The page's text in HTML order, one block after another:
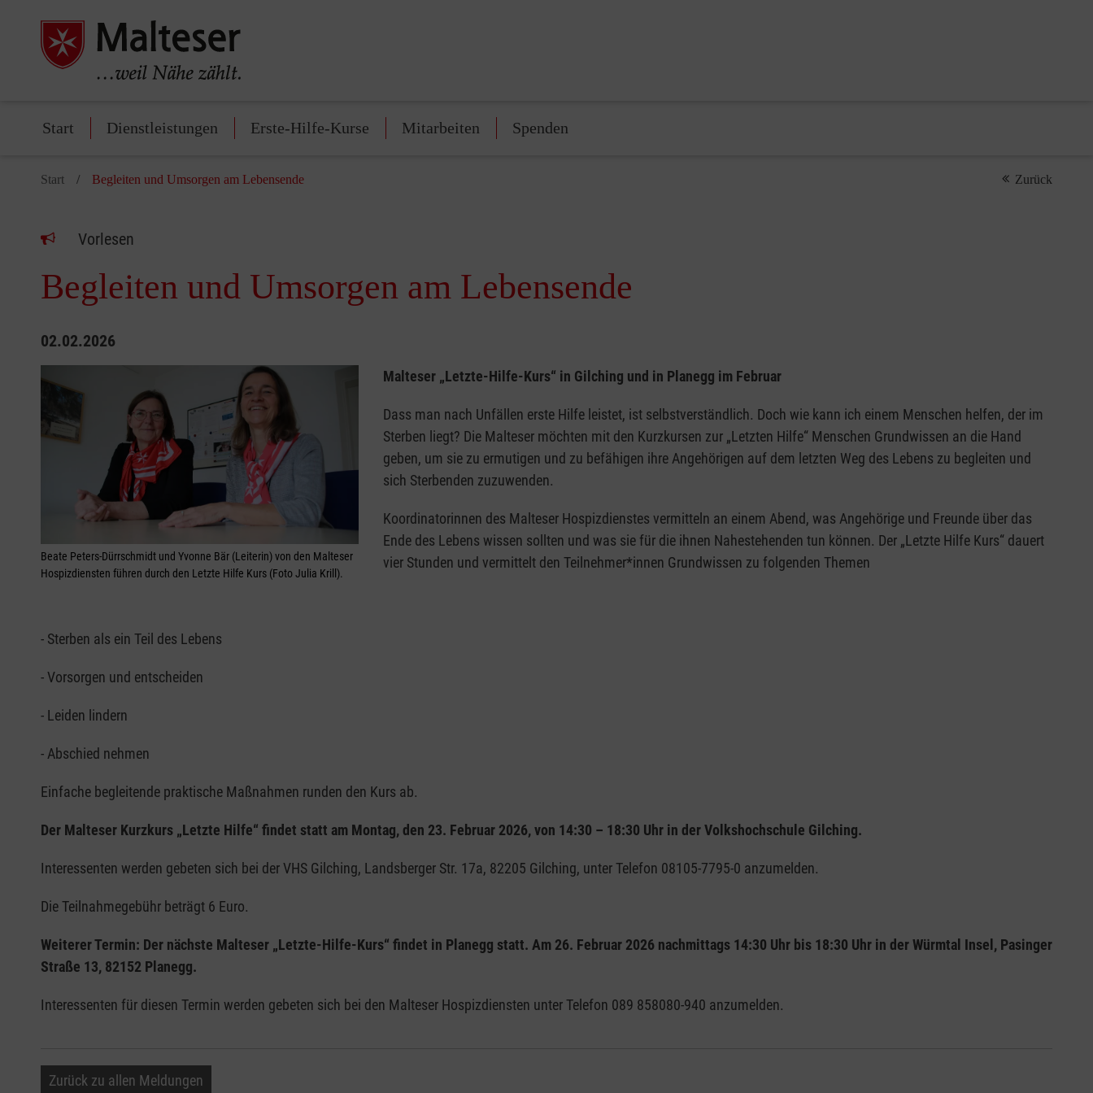
Start Dienstleistungen Erste-Hilfe-Kurse Mitarbeiten Spenden
Start Begleiten und Umsorgen am Lebensende Zurück
Vorlesen
Begleiten und Umsorgen am Lebensende
02.02.2026
Beate Peters-Dürrschmidt und Yvonne Bär (Leiterin) von den Malteser
Hospizdiensten führen durch den Letzte Hilfe Kurs (Foto Julia Krill).
Malteser „Letzte-Hilfe-Kurs“ in Gilching und in Planegg im Februar
Dass man nach Unfällen erste Hilfe leistet, ist selbstverständlich. Doch wie kann ich einem Menschen helfen, der im
Sterben liegt? Die Malteser möchten mit den Kurzkursen zur „Letzten Hilfe“ Menschen Grundwissen an die Hand
geben, um sie zu ermutigen und zu befähigen ihre Angehörigen auf dem letzten Weg des Lebens zu begleiten und
sich Sterbenden zuzuwenden.
Koordinatorinnen des Malteser Hospizdienstes vermitteln an einem Abend, was Angehörige und Freunde über das
Ende des Lebens wissen sollten und was sie für die ihnen Nahestehenden tun können. Der „Letzte Hilfe Kurs“ dauert
vier Stunden und vermittelt den Teilnehmer*innen Grundwissen zu folgenden Themen
- Sterben als ein Teil des Lebens
- Vorsorgen und entscheiden
- Leiden lindern
- Abschied nehmen
Einfache begleitende praktische Maßnahmen runden den Kurs ab.
Der Malteser Kurzkurs „Letzte Hilfe“ findet statt am Montag, den 23. Februar 2026, von 14:30 – 18:30 Uhr in der Volkshochschule Gilching.
Interessenten werden gebeten sich bei der VHS Gilching, Landsberger Str. 17a, 82205 Gilching, unter Telefon 08105-7795-0 anzumelden.
Die Teilnahmegebühr beträgt 6 Euro.
Weiterer Termin: Der nächste Malteser „Letzte-Hilfe-Kurs“ findet in Planegg statt. Am 26. Februar 2026 nachmittags 14:30 Uhr bis 18:30 Uhr in der Würmtal Insel, Pasinger
Straße 13, 82152 Planegg.
Interessenten für diesen Termin werden gebeten sich bei den Malteser Hospizdiensten unter Telefon 089 858080-940 anzumelden.
Zurück zu allen Meldungen